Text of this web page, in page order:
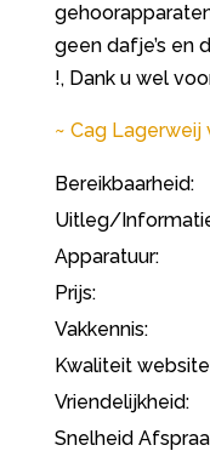
geen dafje’s en
!, Dank u wel
Cag Lagerweij
Bereikbaarheid:
Uitleg/
Apparatuur:
Prijs:
Vakkennis:
Kwaliteit
Vriendelijkheid:
Snelheid